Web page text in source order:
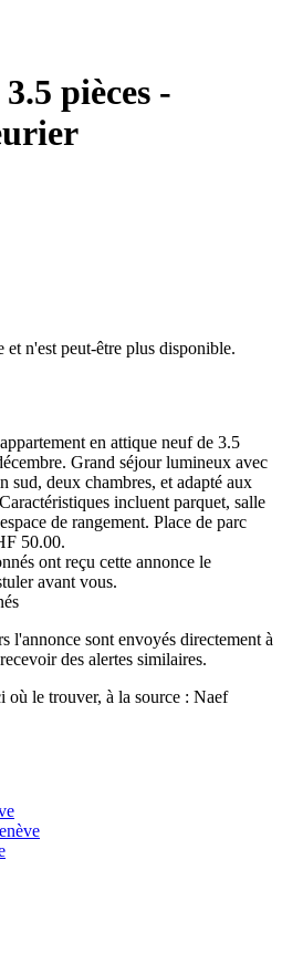
pièces -
et n'est peut-être plus disponible.
en attique neuf de 3.5
Grand séjour lumineux avec
sud, deux chambres, et adapté aux
incluent parquet, salle
de rangement. Place de parc
50.00.
ont reçu cette annonce le
avant vous.
l'annonce sont envoyés directement à
des alertes similaires.
où le trouver, à la source : Naef